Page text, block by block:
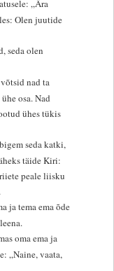
„Ära
Olen juutide
seda olen
nad ta
osa. Nad
ühes tükis
seda katki,
täide Kiri:
peale liisku
ja tema ema õde
oma ema ja
„Naine, vaata,